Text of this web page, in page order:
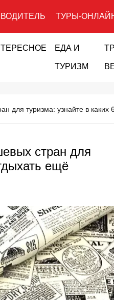
ТУРЫ-
ЕДА И
ТУРИЗМ
для туризма: узнайте в
стран для
ещё